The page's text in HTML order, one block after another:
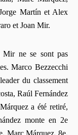
Martín et Alex
et Joan Mir.
Mir ne se sont pas
Marco Bezzecchi
du classement
Raúl Fernández
a été retiré,
monte en 2e
Marc Márquez, 8e,